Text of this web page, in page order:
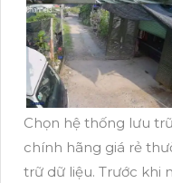
Chọn hệ thống lưu
chính hãng giá rẻ
trữ dữ liệu. Trước khi